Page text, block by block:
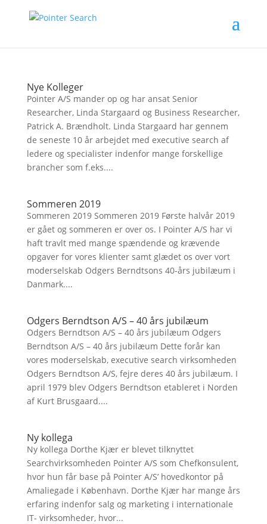
Nye Kolleger
Pointer A/S mander op og har ansat Senior
Researcher, Linda Stargaard og Business Researcher,
Patrick A. Brændholt. Linda Stargaard har gennem
de seneste 10 år arbejdet med executive search af
ledere og specialister indenfor mange forskellige
brancher som f.eks....
Sommeren 2019
Sommeren 2019 Sommeren 2019 Første halvår 2019
er gået og sommeren er over os. I Pointer A/S har vi
haft travlt med mange spændende og krævende
opgaver for vores klienter samt glædet os over vort
moderselskab Odgers Berndtsons 40-års jubilæum i
Danmark....
Odgers Berndtson A/S – 40 års jubilæum
Odgers Berndtson A/S – 40 års jubilæum Odgers
Berndtson A/S – 40 års jubilæum Dette forår kan
vores moderselskab, executive search virksomheden
Odgers Berndtson A/S, fejre deres 40 års jubilæum. I
april 1979 blev Odgers Berndtson etableret i Norden
af Kurt Brusgaard....
Ny kollega
Ny kollega Dorthe Kjær er blevet tilknyttet
Searchvirksomheden Pointer A/S som Chefkonsulent,
hvor hun får base på Pointer A/S’ hovedkontor på
Amaliegade i København. Dorthe Kjær har mange års
erfaring indenfor salg og marketing i internationale
IT- virksomheder, hvor...